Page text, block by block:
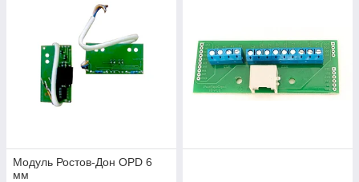
Модуль Ростов-Дон OPD 6
мм